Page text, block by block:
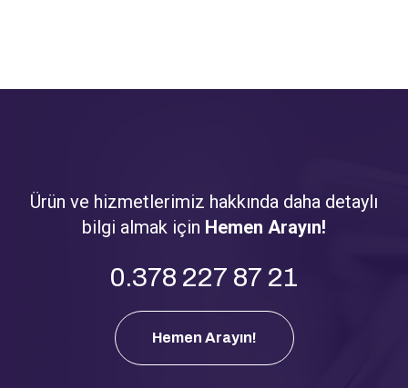
Ürün ve hizmetlerimiz hakkında daha detaylı
bilgi almak için Hemen Arayın!
0.378 227 87 21
Hemen Arayın!